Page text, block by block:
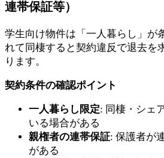
連帯保証等）
学生向け物件は「一人暮らし」が
れて同棲すると契約違反で退去を
ります。
契約条件の確認ポイント
一人暮らし限定: 同棲・シェ
いる場合がある
親権者の連帯保証: 保護者が
がある